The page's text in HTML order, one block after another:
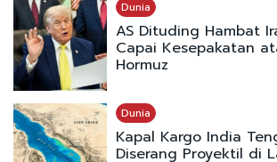
Dunia
AS Dituding Hambat
Capai Kesepakatan
Hormuz
Dunia
Kapal Kargo India
Diserang Proyektil di